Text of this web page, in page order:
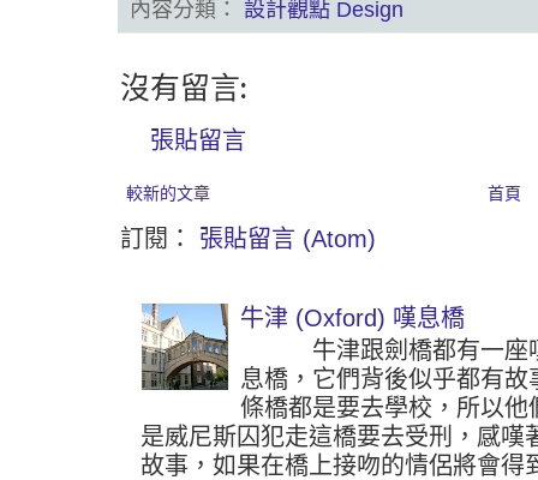
內容分類： 設計觀點 Design
沒有留言:
張貼留言
較新的文章 首頁
訂閱： 張貼留言 (Atom)
牛津 (Oxford) 嘆息橋
牛津跟劍橋都有一座嘆
息橋，它們背後似乎都有
條橋都是要去學校，所以
是威尼斯囚犯走這橋要去受刑，感
故事，如果在橋上接吻的情侶將會得